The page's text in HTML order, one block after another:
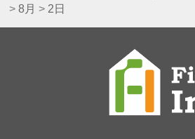
> 8月 > 2日